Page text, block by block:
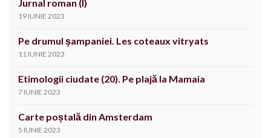
Jurnal roman (I)
19 IUNIE 2023
Pe drumul șampaniei. Les coteaux vitryats
11 IUNIE 2023
Etimologii ciudate (20). Pe plajă la Mamaia
7 IUNIE 2023
Carte poștală din Amsterdam
5 IUNIE 2023